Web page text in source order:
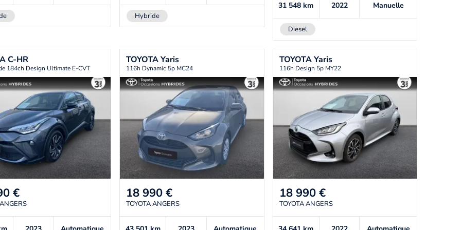
Hybride
31 548km 2022 Manuelle
Diesel
C-HR
184ch Design Ultimate E-CVT
€
TOYOTAYaris
116h Dynamic 5p MC24
18 990 €
TOYOTA ANGERS
TOYOTAYaris
116h Design 5p MY22
18 990 €
TOYOTA ANGERS